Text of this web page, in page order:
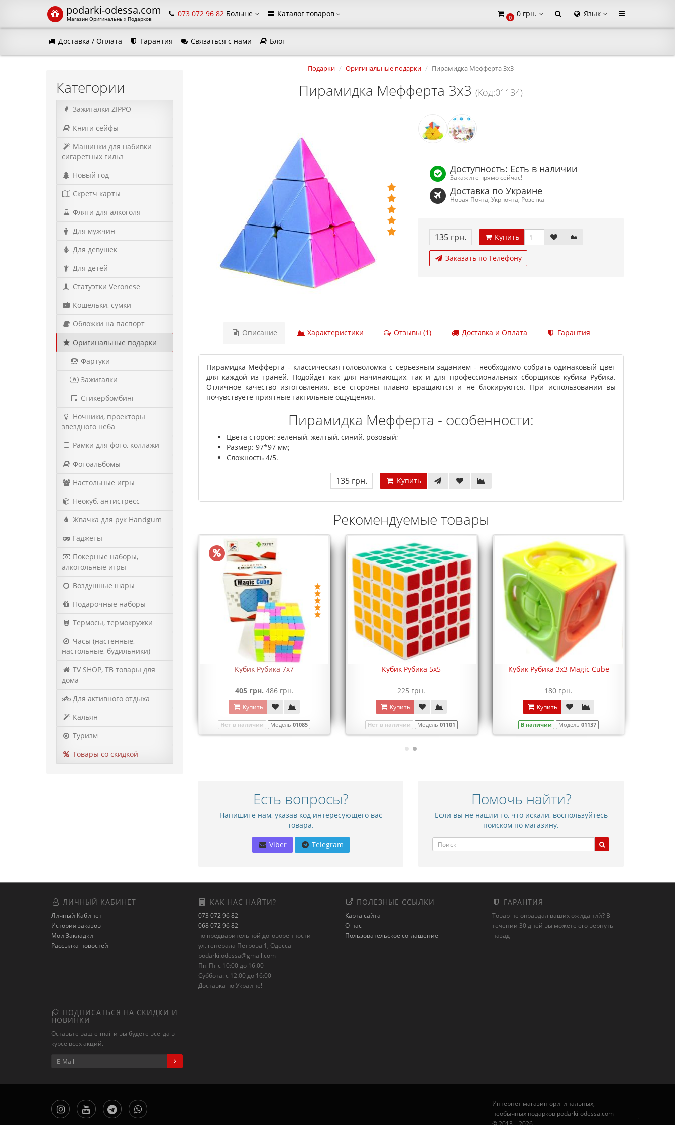
podarki-odessa.com
Магазин Оригинальных Подарков
073 072 96 82 Больше Каталог товаров 0 0 грн. Язык
Доставка / Оплата Гарантия Связаться с нами Блог
Категории
Зажигалки ZIPPO
Книги сейфы
Машинки для набивки
сигаретных гильз
Новый год
Скретч карты
Фляги для алкоголя
Для мужчин
Для девушек
Для детей
Статуэтки Veronese
Кошельки, сумки
Обложки на паспорт
Оригинальные подарки
Фартуки
Зажигалки
Стикербомбинг
Ночники, проекторы
звездного неба
Рамки для фото, коллажи
Фотоальбомы
Настольные игры
Неокуб, антистресс
Жвачка для рук Handgum
Гаджеты
Покерные наборы,
алкогольные игры
Воздушные шары
Подарочные наборы
Термосы, термокружки
Часы (настенные,
настольные, будильники)
TV SHOP, ТВ товары для
дома
Для активного отдыха
Кальян
Туризм
Товары со скидкой
Подарки Оригинальные подарки Пирамидка Мефферта 3х3
Язык магазина
Выберите пожалуйста язык магазина
Пирамидка Мефферта 3х3(Код:01134)
Доступность: Есть в наличии
Закажите прямо сейчас!
Доставка по Украине
Новая Почта, Укрпочта, Розетка
135 грн. Купить
Заказать по Телефону
Описание Характеристики Отзывы (1) Доставка и Оплата Гарантия
Пирамидка Мефферта - классическая головоломка с серьезным заданием - необходимо собрать одинаковый цвет
для каждой из граней. Подойдет как для начинающих, так и для профессиональных сборщиков кубика Рубика.
Отличное качество изготовления, все стороны плавно вращаются и не блокируются. При использовании вы
почувствуете приятные тактильные ощущения.
Пирамидка Мефферта - особенности:
Цвета сторон: зеленый, желтый, синий, розовый;
Размер: 97*97 мм;
Сложность 4/5.
135 грн. Купить
Рекомендуемые товары
Кубик Рубика 3х3
120 грн.
Купить
Нет в наличии Модель01080
Кубик Рубика 7х7
405 грн. 486 грн.
Купить
Нет в наличии Модель 01085
Кубик Рубика 5х5
225 грн.
Купить
Нет в наличии Модель 01101
Кубик Рубика 3х3 Magic Cube
180 грн.
Купить
В наличии Модель 01137
Есть вопросы?
Напишите нам, указав код интересующего вас
товара.
Viber Telegram
Помочь найти?
Если вы не нашли то, что искали, воспользуйтесь
поиском по магазину.
ЛИЧНЫЙ КАБИНЕТ
Личный Кабинет
История заказов
Мои Закладки
Рассылка новостей
КАК НАС НАЙТИ?
073 072 96 82
068 072 96 82
по предварительной договоренности
ул. генерала Петрова 1, Одесса
podarki.odessa@gmail.com
Пн-Пт с 10:00 до 16:00
Суббота: с 12:00 до 16:00
Доставка по Украине!
ПОЛЕЗНЫЕ ССЫЛКИ
Карта сайта
О нас
Пользовательское соглашение
ГАРАНТИЯ
Товар не оправдал ваших ожиданий? В
течении 30 дней вы можете его вернуть
назад
ПОДПИСАТЬСЯ НА СКИДКИ И
НОВИНКИ
Оставьте ваш e-mail и вы будете всегда в
курсе всех акций.
Интернет магазин оригинальных,
необычных подарков podarki-odessa.com